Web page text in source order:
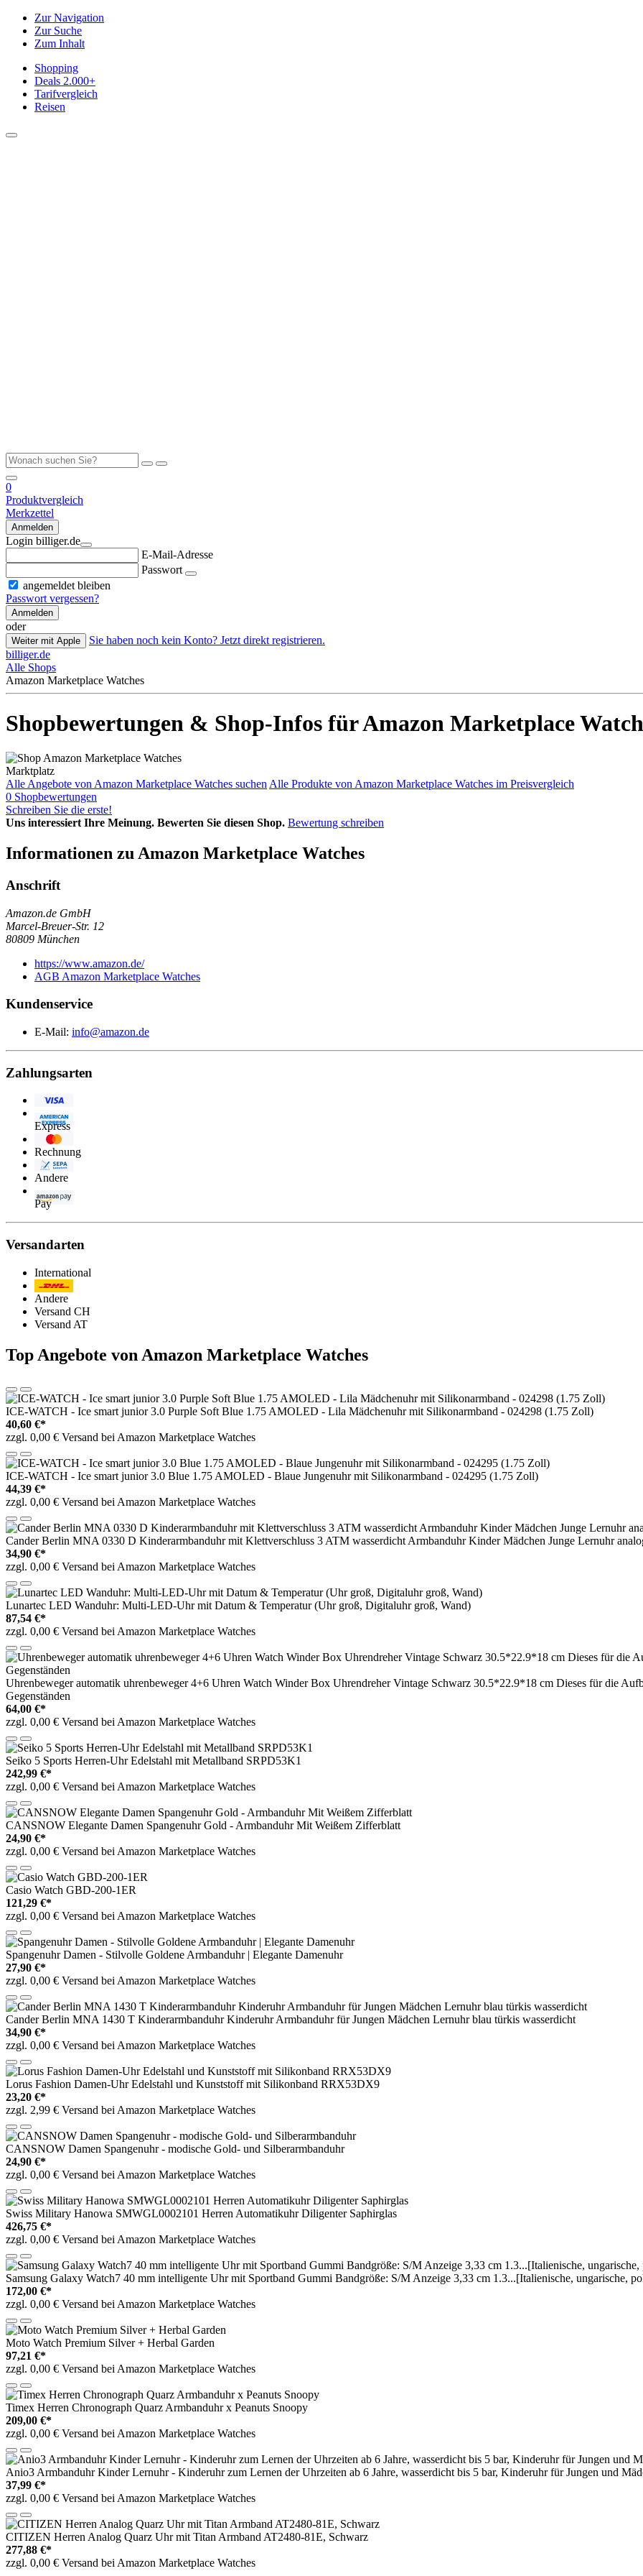
Zur Navigation
Zur Suche
Zum Inhalt
Shopping
Deals 2.000+
Tarifvergleich
Reisen
0
Produktvergleich
Merkzettel
Anmelden
Login billiger.de
E-Mail-Adresse
Passwort
angemeldet bleiben
Passwort vergessen?
Anmelden
oder
Weiter mit Apple
Sie haben noch kein Konto? Jetzt direkt registrieren.
billiger.de
Alle Shops
Amazon Marketplace Watches
Shopbewertungen & Shop-Infos für Amazon Marketplace
Marktplatz
Alle Angebote von Amazon Marketplace Watches suchen Alle Produkte von Amazon Marketplace Watches im Preisvergleich
0 Shopbewertungen
Schreiben Sie die erste!
Uns interessiert Ihre Meinung. Bewerten Sie diesen Shop. Bewertung schreiben
Informationen zu Amazon Marketplace Watches
Anschrift
Amazon.de GmbH
Marcel-Breuer-Str. 12
80809 München
https://www.amazon.de/
AGB Amazon Marketplace Watches
Kundenservice
E-Mail: info@amazon.de
Zahlungsarten
Express
Rechnung
Andere
Pay
Versandarten
International
Andere
Versand CH
Versand AT
Top Angebote von Amazon Marketplace Watches
ICE-WATCH - Ice smart junior 3.0 Purple Soft Blue 1.75 AMOLED - Lila Mädchenuhr mit Silikonarmband - 024298 (1.75 Zoll)
40,60 €*
zzgl. 0,00 € Versand bei Amazon Marketplace Watches
ICE-WATCH - Ice smart junior 3.0 Blue 1.75 AMOLED - Blaue Jungenuhr mit Silikonarmband - 024295 (1.75 Zoll)
44,39 €*
zzgl. 0,00 € Versand bei Amazon Marketplace Watches
Cander Berlin MNA 0330 D Kinderarmbanduhr mit Klettverschluss 3 ATM wasserdicht Armbanduhr Kinder Mädchen Junge Lernuhr
34,90 €*
zzgl. 0,00 € Versand bei Amazon Marketplace Watches
Lunartec LED Wanduhr: Multi-LED-Uhr mit Datum & Temperatur (Uhr groß, Digitaluhr groß, Wand)
87,54 €*
zzgl. 0,00 € Versand bei Amazon Marketplace Watches
Uhrenbeweger automatik uhrenbeweger 4+6 Uhren Watch Winder Box Uhrendreher Vintage Schwarz 30.5*22.9*18 cm Dieses für die
Gegenständen
64,00 €*
zzgl. 0,00 € Versand bei Amazon Marketplace Watches
Seiko 5 Sports Herren-Uhr Edelstahl mit Metallband SRPD53K1
242,99 €*
zzgl. 0,00 € Versand bei Amazon Marketplace Watches
CANSNOW Elegante Damen Spangenuhr Gold - Armbanduhr Mit Weißem Zifferblatt
24,90 €*
zzgl. 0,00 € Versand bei Amazon Marketplace Watches
Casio Watch GBD-200-1ER
121,29 €*
zzgl. 0,00 € Versand bei Amazon Marketplace Watches
Spangenuhr Damen - Stilvolle Goldene Armbanduhr | Elegante Damenuhr
27,90 €*
zzgl. 0,00 € Versand bei Amazon Marketplace Watches
Cander Berlin MNA 1430 T Kinderarmbanduhr Kinderuhr Armbanduhr für Jungen Mädchen Lernuhr blau türkis wasserdicht
34,90 €*
zzgl. 0,00 € Versand bei Amazon Marketplace Watches
Lorus Fashion Damen-Uhr Edelstahl und Kunststoff mit Silikonband RRX53DX9
23,20 €*
zzgl. 2,99 € Versand bei Amazon Marketplace Watches
CANSNOW Damen Spangenuhr - modische Gold- und Silberarmbanduhr
24,90 €*
zzgl. 0,00 € Versand bei Amazon Marketplace Watches
Swiss Military Hanowa SMWGL0002101 Herren Automatikuhr Diligenter Saphirglas
426,75 €*
zzgl. 0,00 € Versand bei Amazon Marketplace Watches
Samsung Galaxy Watch7 40 mm intelligente Uhr mit Sportband Gummi Bandgröße: S/M Anzeige 3,33 cm 1.3...[Italienische, ungarische,
172,00 €*
zzgl. 0,00 € Versand bei Amazon Marketplace Watches
Moto Watch Premium Silver + Herbal Garden
97,21 €*
zzgl. 0,00 € Versand bei Amazon Marketplace Watches
Timex Herren Chronograph Quarz Armbanduhr x Peanuts Snoopy
209,00 €*
zzgl. 0,00 € Versand bei Amazon Marketplace Watches
Anio3 Armbanduhr Kinder Lernuhr - Kinderuhr zum Lernen der Uhrzeiten ab 6 Jahre, wasserdicht bis 5 bar, Kinderuhr für Jungen und
37,99 €*
zzgl. 0,00 € Versand bei Amazon Marketplace Watches
CITIZEN Herren Analog Quarz Uhr mit Titan Armband AT2480-81E, Schwarz
277,88 €*
zzgl. 0,00 € Versand bei Amazon Marketplace Watches